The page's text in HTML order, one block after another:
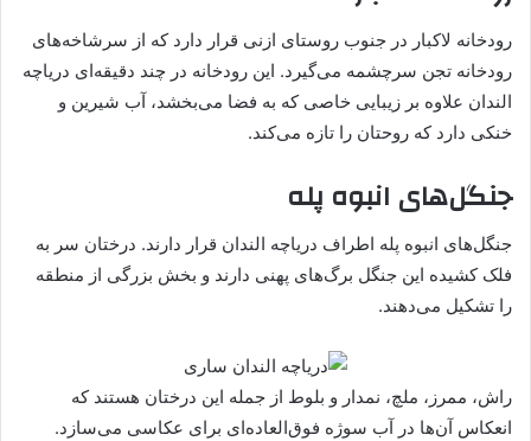
رودخانه لاکبار در جنوب روستای ازنی قرار دارد که از سرشاخه‌های
رودخانه تجن سرچشمه می‌گیرد. این رودخانه در چند دقیقه‌ای دریاچه
الندان علاوه بر زیبایی خاصی که به فضا می‌بخشد، آب شیرین و
خنکی دارد که روحتان را تازه می‌کند.
جنگل‌های انبوه پله
جنگل‌های انبوه پله اطراف دریاچه الندان قرار دارند. درختان سر به
‌فلک کشیده این جنگل برگ‌های پهنی دارند و بخش بزرگی از منطقه
را تشکیل می‌دهند.
راش، ممرز، ملچ، نمدار و بلوط از جمله این درختان هستند که
انعکاس آن‌ها در آب سوژه فوق‌العاده‌ای برای عکاسی می‌سازد.